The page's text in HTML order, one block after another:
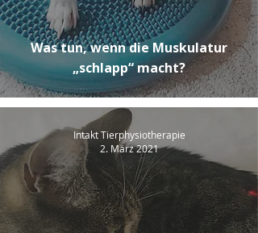
Was tun, wenn die Muskulatur
„schlapp“ macht?
Intakt Tierphysiotherapie
2. März 2021